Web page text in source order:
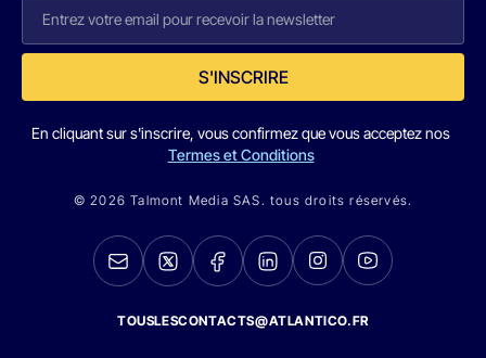
S'INSCRIRE
En cliquant sur s'inscrire, vous confirmez que vous acceptez nos
Termes et Conditions
© 2026 Talmont Media SAS. tous droits réservés.
TOUSLESCONTACTS@ATLANTICO.FR